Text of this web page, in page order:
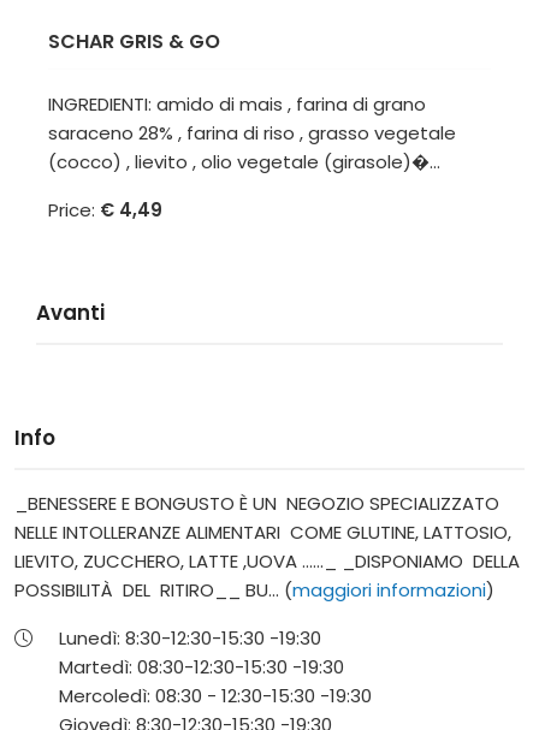
SCHAR GRIS & GO
INGREDIENTI: amido di mais , farina di grano
saraceno 28% , farina di riso , grasso vegetale
(cocco) , lievito , olio vegetale (girasole)�...
Price: € 4,49
Avanti
Info
_BENESSERE E BONGUSTO È UN NEGOZIO SPECIALIZZATO
NELLE INTOLLERANZE ALIMENTARI COME GLUTINE, LATTOSIO,
LIEVITO, ZUCCHERO, LATTE ,UOVA ......_ _DISPONIAMO DELLA
POSSIBILITÀ DEL RITIRO__ BU... (maggiori informazioni)
Lunedì:8:30-12:30-15:30 -19:30
Martedì:08:30-12:30-15:30 -19:30
Mercoledì:08:30 - 12:30-15:30 -19:30
Giovedì:8:30-12:30-15:30 -19:30